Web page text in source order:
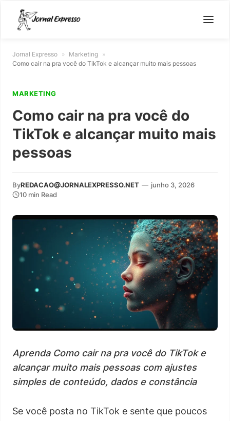
Jornal Expresso » Marketing »
Como cair na pra você do TikTok e alcançar muito mais pessoas
MARKETING
Como cair na pra você do
TikTok e alcançar muito mais
pessoas
ByREDACAO@JORNALEXPRESSO.NET — junho 3, 2026
10 min Read
Aprenda Como cair na pra você do TikTok e
alcançar muito mais pessoas com ajustes
simples de conteúdo, dados e constância
Se você posta no TikTok e sente que poucos